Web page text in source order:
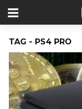
TAG - PS4 PRO